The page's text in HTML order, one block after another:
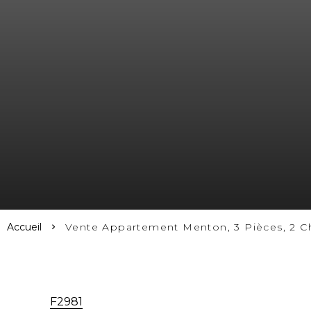
Accueil Vente Appartement Menton, 3 Pièces, 2
F2981